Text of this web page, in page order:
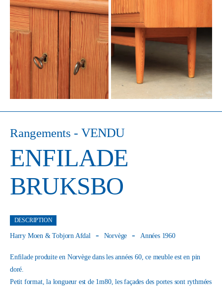
Rangements - VENDU
ENFILADE
BRUKSBO
DESCRIPTION
Harry Moen & Tobjorn Afdal Norvège Années 1960
Enfilade produite en Norvège dans les années 60, ce meuble est en pin
doré.
Petit format, la longueur est de 1m80, les façades des portes sont rythmées